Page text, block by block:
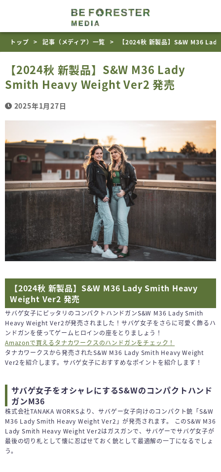
トップ 記事（メディア）一覧 【2024秋 新製品】S&W M36
【2024秋 新製品】S&W M36 Lady
Smith Heavy Weight Ver2 発売
2025年1月27日
【2024秋 新製品】S&W M36 Lady Smith Heavy
Weight Ver2 発売
サバゲ女子にピッタリのコンパクトハンドガンS&W M36 Lady Smith
Heavy Weight Ver2が発売されました！サバゲ女子をさらに可愛く飾るハ
ンドガンを使ってゲームヒロインの座をとりましょう！
Amazonで買えるタナカワークスのハンドガンをチェック！
タナカワークスから発売されたS&W M36 Lady Smith Heavy Weight
Ver2を紹介します。サバゲ女子におすすめなポイントを紹介します！
サバゲ女子をオシャレにするS&Wのコンパクトハンド
ガンM36
株式会社TANAKA WORKSより、サバゲー女子向けのコンパクト銃「S&W
M36 Lady Smith Heavy Weight Ver2」が発売されます。 このS&W M36
Lady Smith Heavy Weight Ver2はガスガンで、サバゲーでサバゲ女子が
最後の切り札として懐に忍ばせておく銃として最適解の一丁になるでしょ
う。